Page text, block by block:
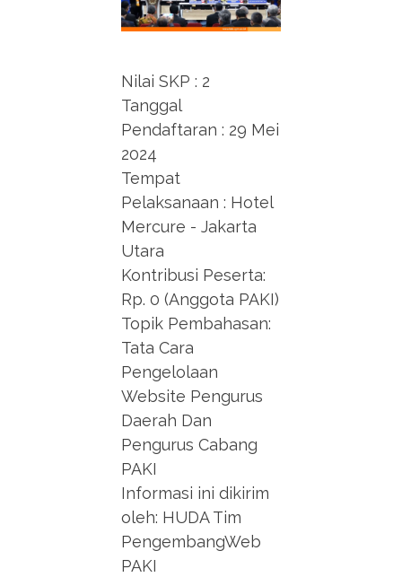
Nilai SKP : 2
Tanggal
Pendaftaran : 29 Mei
2024
Tempat
Pelaksanaan : Hotel
Mercure - Jakarta
Utara
Kontribusi Peserta:
Rp. 0 (Anggota PAKI)
Topik Pembahasan:
Tata Cara
Pengelolaan
Website Pengurus
Daerah Dan
Pengurus Cabang
PAKI
Informasi ini dikirim
oleh: HUDA Tim
PengembangWeb
PAKI